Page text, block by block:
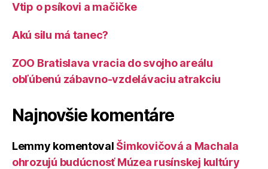
Vtip o psíkovi a mačičke
Akú silu má tanec?
ZOO Bratislava vracia do svojho areálu
obľúbenú zábavno-vzdelávaciu atrakciu
Najnovšie komentáre
Lemmy komentoval Šimkovičová a Machala
ohrozujú budúcnosť Múzea rusínskej kultúry